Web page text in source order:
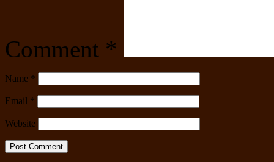
Comment *
Name *
Email *
Website